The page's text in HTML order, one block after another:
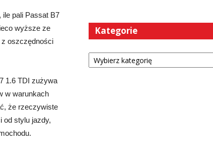
pali Passat B7
wyższe ze
z oszczędności
1.6 TDI zużywa
w warunkach
że rzeczywiste
od stylu jazdy,
Kategorie
Kategorie